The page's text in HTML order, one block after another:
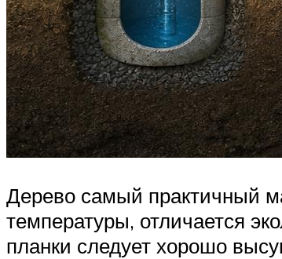
Дерево самый практичный
температуры, отличается
планки следует хорошо